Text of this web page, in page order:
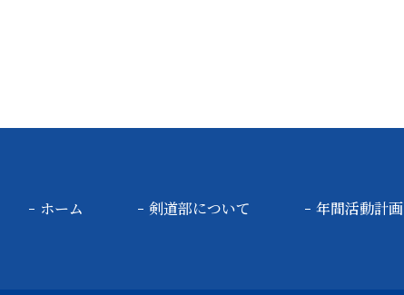
ホーム 剣道部について 年間活動計画